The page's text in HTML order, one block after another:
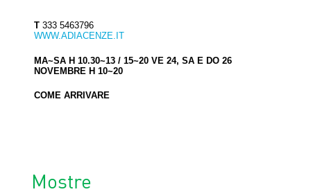
T 333 5463796
WWW.ADIACENZE.IT
MA~SA H 10.30~13 / 15~20 VE 24, SA E DO 26
NOVEMBRE H 10~20
COME ARRIVARE
Mostre